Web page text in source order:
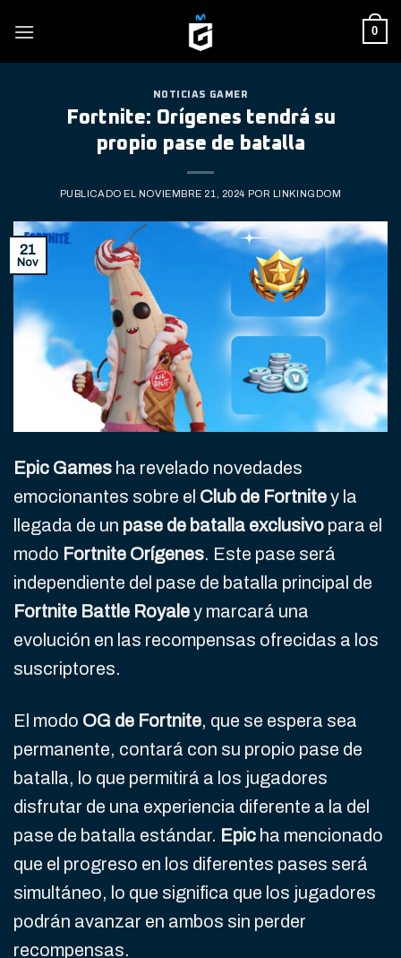
0
NOTICIAS GAMER
Fortnite: Orígenes tendrá su
propio pase de batalla
PUBLICADO EL NOVIEMBRE 21, 2024 POR LINKINGDOM
21
Nov
Epic Games ha revelado novedades
emocionantes sobre el Club de Fortnitey la
llegada de un pase de batalla exclusivo para el
modo Fortnite Orígenes. Este pase será
independiente del pase de batalla principal de
Fortnite Battle Royaley marcará una
evolución en las recompensas ofrecidas a los
suscriptores.
El modo OG de Fortnite, que se espera sea
permanente, contará con su propio pase de
batalla, lo que permitirá a los jugadores
disfrutar de una experiencia diferente a la del
pase de batalla estándar. Epic ha mencionado
que el progreso en los diferentes pases será
simultáneo, lo que significa que los jugadores
podrán avanzar en ambos sin perder
recompensas.